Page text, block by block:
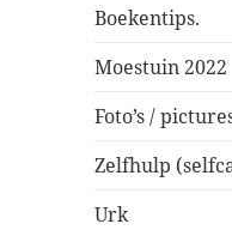
Boekentips.
Moestuin 2022
Foto’s /
Zelfhulp
Urk